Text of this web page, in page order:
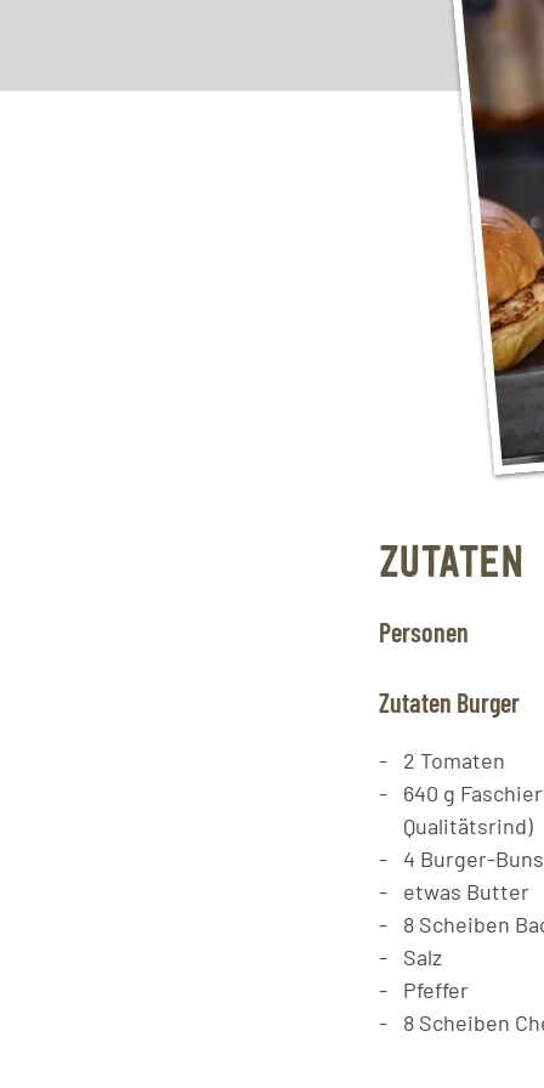
ZUTATEN
Personen
Zutaten Burger
2 Tomaten
640 g
Qualitätsrind)
4 Burger-Buns
etwas Butter
8 Scheiben
Salz
Pfeffer
8 Scheiben